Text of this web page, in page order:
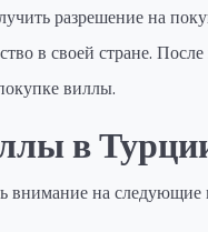
разрешение на
в своей стране.
виллы.
в
внимание на